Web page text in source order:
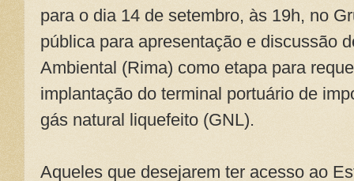
para o dia 14 de setembro, às 19h, no
pública para apresentação e discussão
Ambiental (Rima) como etapa para
implantação do terminal portuário de
gás natural liquefeito (GNL).
Aqueles que desejarem ter acesso ao